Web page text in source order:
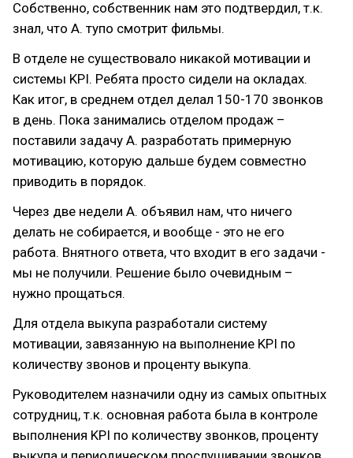
Собственно, собственник нам это подтвердил, т.к.
знал, что А. тупо смотрит фильмы.
В отделе не существовало никакой мотивации и
системы KPI. Ребята просто сидели на окладах.
Как итог, в среднем отдел делал 150-170 звонков
в день. Пока занимались отделом продаж –
поставили задачу А. разработать примерную
мотивацию, которую дальше будем совместно
приводить в порядок.
Через две недели А. объявил нам, что ничего
делать не собирается, и вообще - это не его
работа. Внятного ответа, что входит в его задачи -
мы не получили. Решение было очевидным –
нужно прощаться.
Для отдела выкупа разработали систему
мотивации, завязанную на выполнение KPI по
количеству звонов и проценту выкупа.
Руководителем назначили одну из самых опытных
сотрудниц, т.к. основная работа была в контроле
выполнения KPI по количеству звонков, проценту